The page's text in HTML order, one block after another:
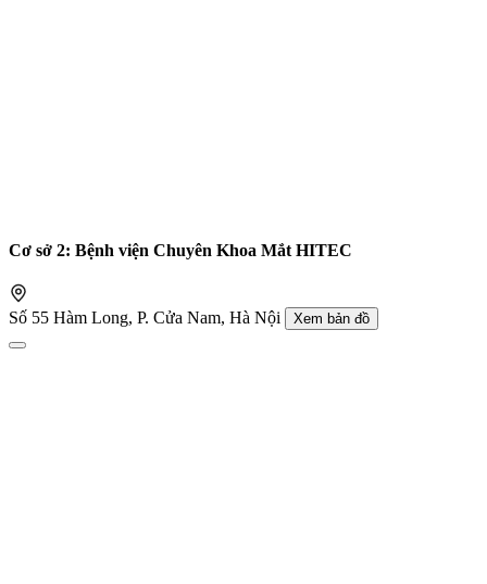
Cơ sở 2: Bệnh viện Chuyên Khoa Mắt HITEC
Số 55 Hàm Long, P. Cửa Nam, Hà Nội Xem bản đồ